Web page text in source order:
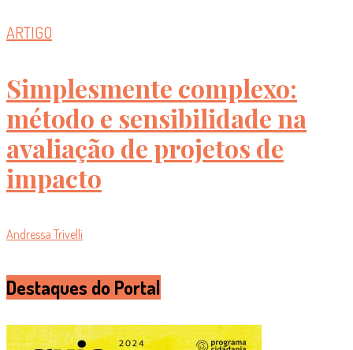
ARTIGO
Simplesmente complexo:
método e sensibilidade na
avaliação de projetos de
impacto
Andressa Trivelli
Destaques do Portal